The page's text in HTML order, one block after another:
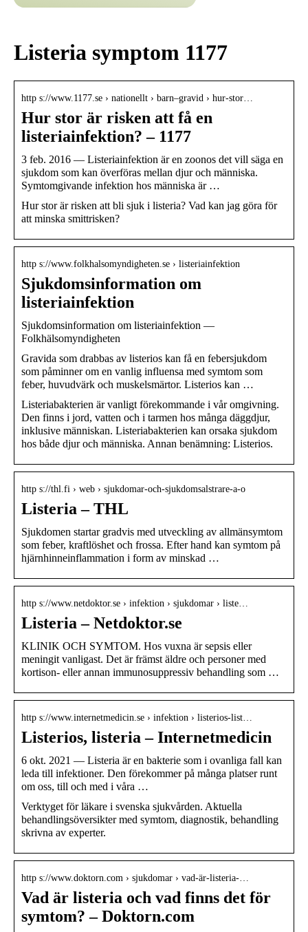
Listeria symptom 1177
http s://www.1177.se › nationellt › barn–gravid › hur-stor…
Hur stor är risken att få en
listeriainfektion? – 1177
3 feb. 2016 — Listeriainfektion är en zoonos det vill säga en
sjukdom som kan överföras mellan djur och människa.
Symtomgivande infektion hos människa är …
Hur stor är risken att bli sjuk i listeria? Vad kan jag göra för
att minska smittrisken?
http s://www.folkhalsomyndigheten.se › listeriainfektion
Sjukdomsinformation om
listeriainfektion
Sjukdomsinformation om listeriainfektion —
Folkhälsomyndigheten
Gravida som drabbas av listerios kan få en febersjukdom
som påminner om en vanlig influensa med symtom som
feber, huvudvärk och muskelsmärtor. Listerios kan …
Listeriabakterien är vanligt förekommande i vår omgivning.
Den finns i jord, vatten och i tarmen hos många däggdjur,
inklusive människan. Listeriabakterien kan orsaka sjukdom
hos både djur och människa. Annan benämning: Listerios.
http s://thl.fi › web › sjukdomar-och-sjukdomsalstrare-a-o
Listeria – THL
Sjukdomen startar gradvis med utveckling av allmänsymtom
som feber, kraftlöshet och frossa. Efter hand kan symtom på
hjärnhinneinflammation i form av minskad …
http s://www.netdoktor.se › infektion › sjukdomar › liste…
Listeria – Netdoktor.se
KLINIK OCH SYMTOM. Hos vuxna är sepsis eller
meningit vanligast. Det är främst äldre och personer med
kortison- eller annan immunosuppressiv behandling som …
http s://www.internetmedicin.se › infektion › listerios-list…
Listerios, listeria – Internetmedicin
6 okt. 2021 — Listeria är en bakterie som i ovanliga fall kan
leda till infektioner. Den förekommer på många platser runt
om oss, till och med i våra …
Verktyget för läkare i svenska sjukvården. Aktuella
behandlingsöversikter med symtom, diagnostik, behandling
skrivna av experter.
http s://www.doktorn.com › sjukdomar › vad-är-listeria-…
Vad är listeria och vad finns det för
symtom? – Doktorn.com